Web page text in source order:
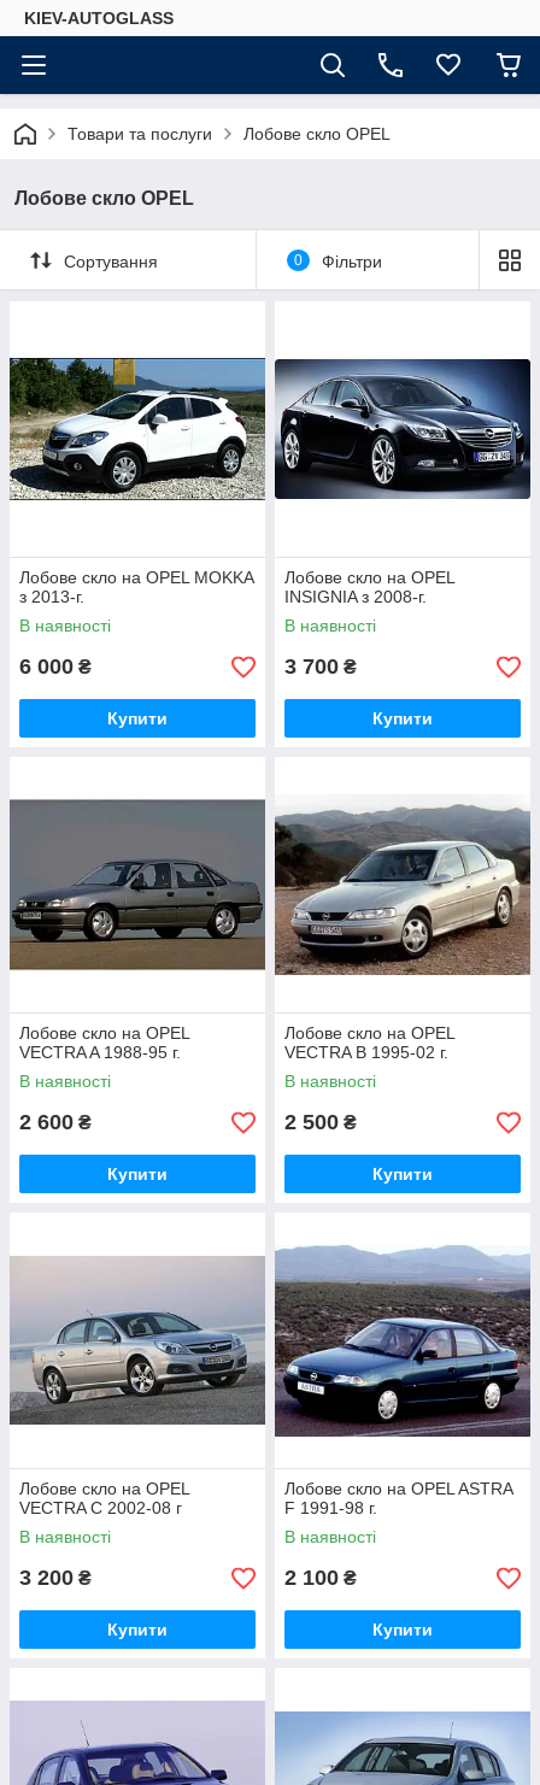
KIEV-AUTOGLASS
Товари та послуги Лобове скло OPEL
Лобове скло OPEL
Сортування 0 Фільтри
Лобове скло на OPEL MOKKA
з 2013-г.
В наявності
6 000 ₴
Купити
Лобове скло на OPEL
INSIGNIA з 2008-г.
В наявності
3 700 ₴
Купити
Лобове скло на OPEL
VECTRA A 1988-95 г.
В наявності
2 600 ₴
Купити
Лобове скло на OPEL
VECTRA B 1995-02 г.
В наявності
2 500 ₴
Купити
Лобове скло на OPEL
VECTRA C 2002-08 г
В наявності
3 200 ₴
Купити
Лобове скло на OPEL ASTRA
F 1991-98 г.
В наявності
2 100 ₴
Купити